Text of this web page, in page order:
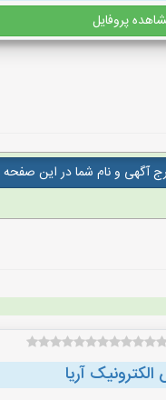
پروفایل
آگهی و نام شما در این صفحه
الکترونیک آریا